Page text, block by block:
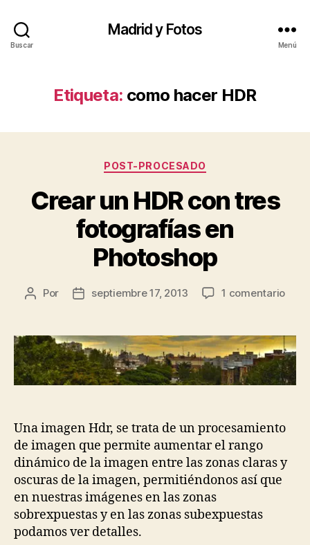
Buscar
Madrid y Fotos
Menú
Etiqueta: como hacer HDR
Categorías
POST-PROCESADO
Crear un HDR con tres
fotografías en
Photoshop
Autor
entrada
Por
Fecha
entrada
septiembre 17, 2013 1 comentarioen
HDR
con
tres
Una imagen Hdr, se trata de un procesamiento
de imagen que permite aumentar el rango
dinámico de la imagen entre las zonas claras y
oscuras de la imagen, permitiéndonos así que
en nuestras imágenes en las zonas
sobrexpuestas y en las zonas subexpuestas
podamos ver detalles.